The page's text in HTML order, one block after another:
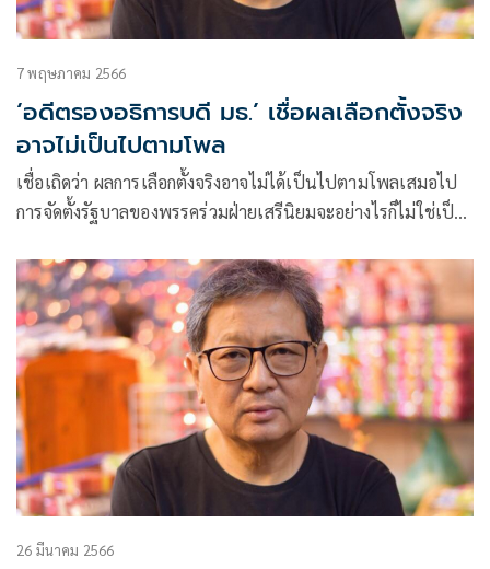
7 พฤษภาคม 2566
‘อดีตรองอธิการบดี มธ.’ เชื่อผลเลือกตั้งจริง
อาจไม่เป็นไปตามโพล
เชื่อเถิดว่า ผลการเลือกตั้งจริงอาจไม่ได้เป็นไปตามโพลเสมอไป
การจัดตั้งรัฐบาลของพรรคร่วมฝ่ายเสรีนิยมจะอย่างไรก็ไม่ใช่เป็น
26 มีนาคม 2566